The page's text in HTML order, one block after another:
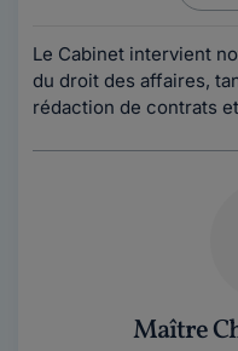
Le Cabinet intervient
du droit des affaires,
rédaction de contrats
Maître